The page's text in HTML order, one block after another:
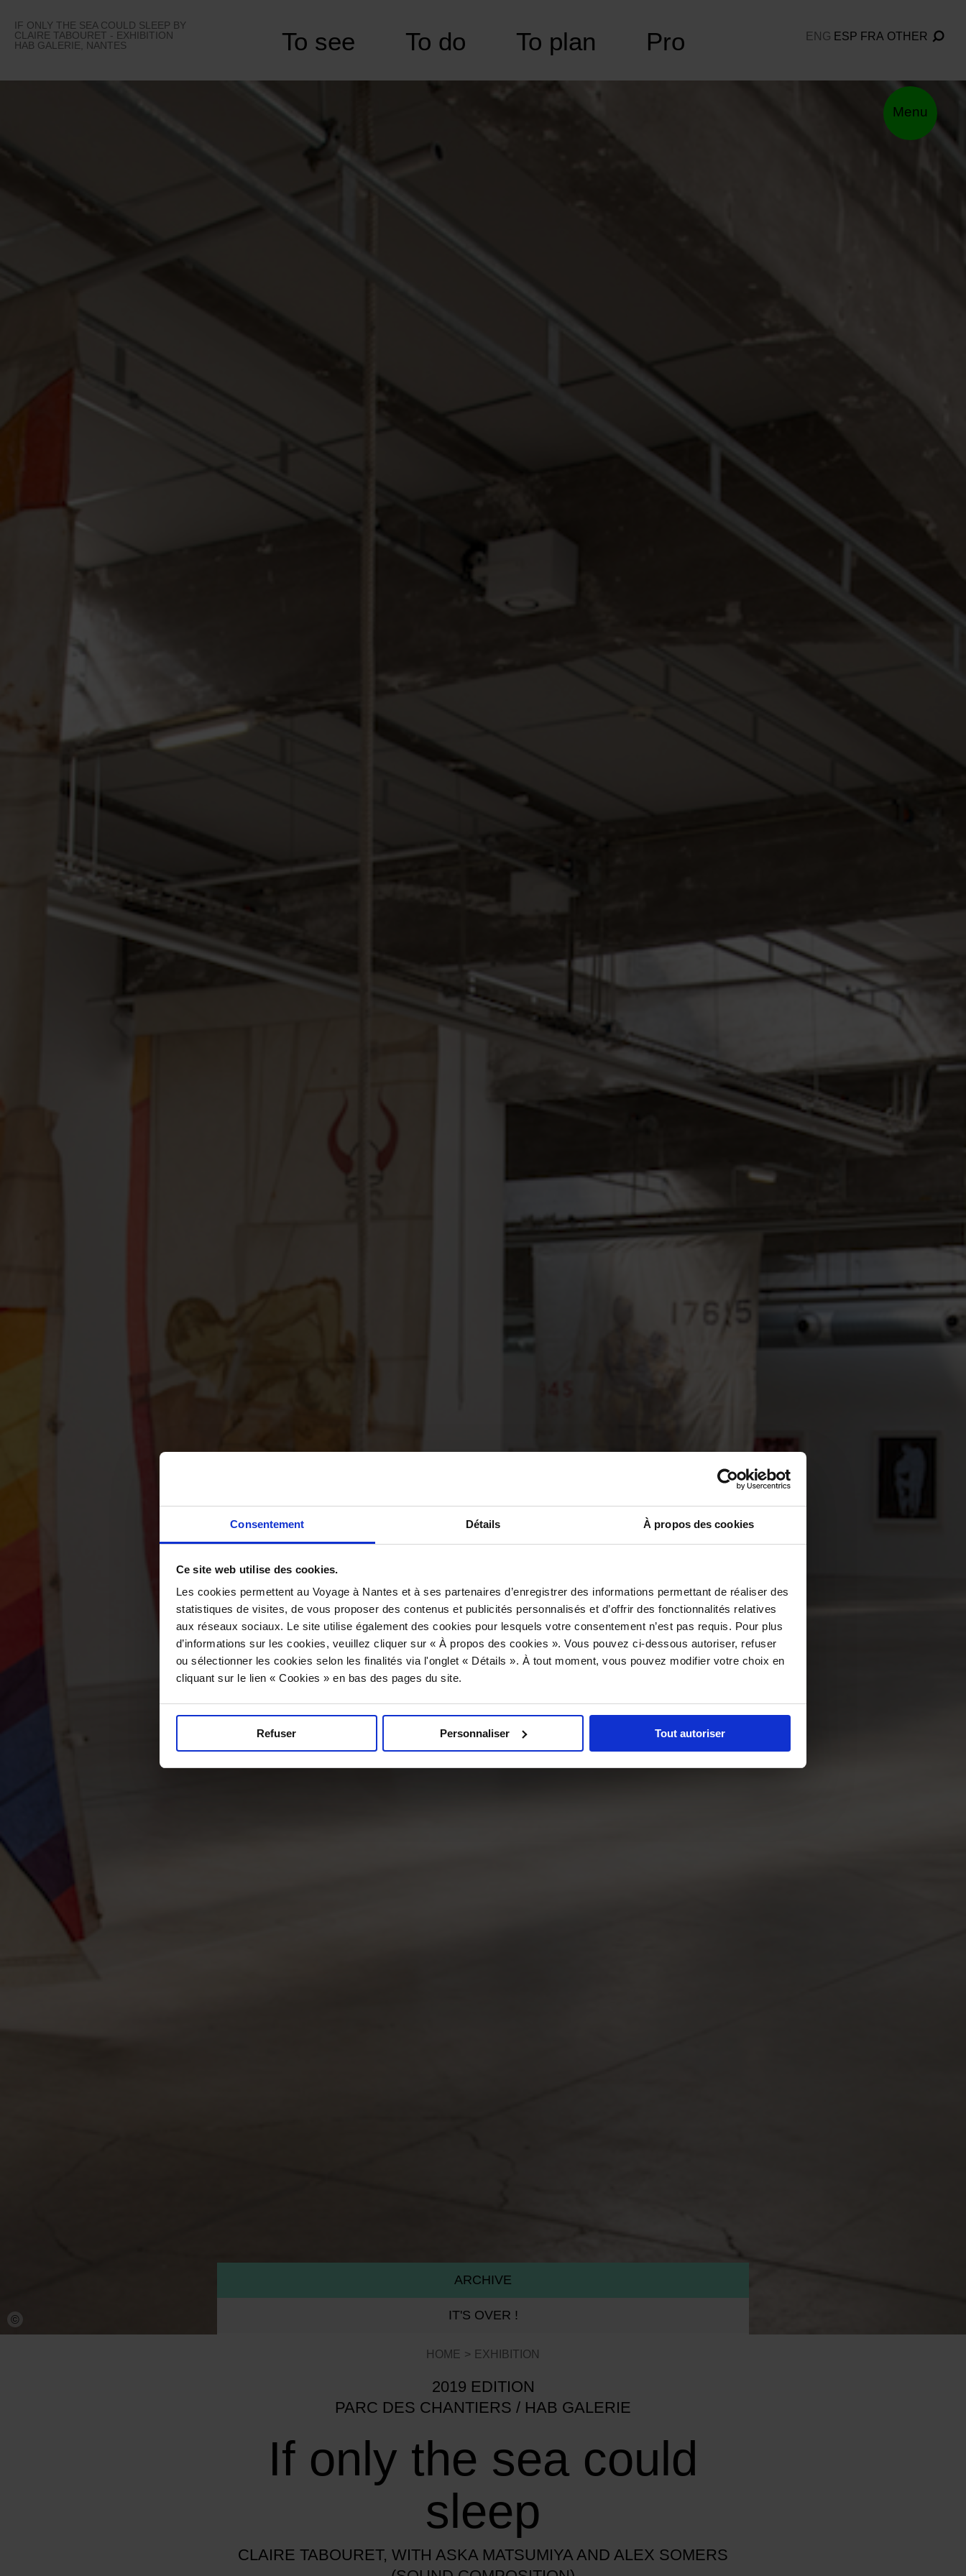
Consentement Détails À propos des cookies
Ce site web utilise des cookies.
Les cookies permettent au Voyage à Nantes et à ses partenaires d’enregistrer des informations permettant de réaliser des
statistiques de visites, de vous proposer des contenus et publicités personnalisés et d’offrir des fonctionnalités relatives
aux réseaux sociaux. Le site utilise également des cookies pour lesquels votre consentement n’est pas requis. Pour plus
d’informations sur les cookies, veuillez cliquer sur « À propos des cookies ». Vous pouvez ci-dessous autoriser, refuser
ou sélectionner les cookies selon les finalités via l'onglet « Détails ». À tout moment, vous pouvez modifier votre choix en
cliquant sur le lien « Cookies » en bas des pages du site.
Refuser Personnaliser Tout autoriser
content
IF ONLY THE SEA COULD SLEEP BY
CLAIRE TABOURET - EXHIBITION
HAB GALERIE, NANTES
To see To do To plan Pro ENG ESP FRA OTHER
Menu
©
ARCHIVE
IT'S OVER !
HOME EXHIBITION
2019 EDITION
PARC DES CHANTIERS / HAB GALERIE
If only the sea could
sleep
CLAIRE TABOURET, WITH ASKA MATSUMIYA AND ALEX SOMERS